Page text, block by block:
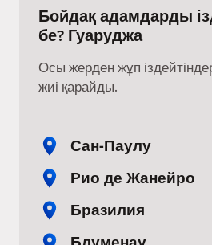
Бойдақ адамдарды
бе? Гуаруджа
Осы жерден жұп
жиі қарайды.
Сан-Паулу
Рио де Жанейро
Бразилия